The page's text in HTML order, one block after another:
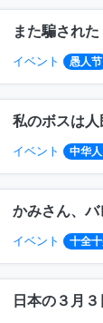
また騙された
イベント 愚人节
私のボスは人
イベント 中华
かみさん、バ
イベント 十全
日本の３月